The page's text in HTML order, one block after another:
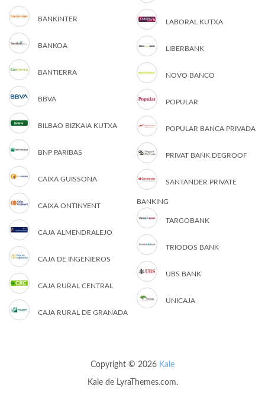
BANKINTER
BANKOA
BANTIERRA
BBVA
BILBAO BIZKAIA KUTXA
BNP PARIBAS
CAIXA GUISSONA
CAIXA ONTINYENT
CAJA ALMENDRALEJO
CAJA DE INGENIEROS
CAJA RURAL CENTRAL
CAJA RURAL DE GRANADA
LABORAL KUTXA
LIBERBANK
NOVO BANCO
POPULAR
POPULAR BANCA PRIVADA
PRIVAT BANK DEGROOF
SANTANDER PRIVATE
BANKING
TARGOBANK
TRIODOS BANK
UBS BANK
UNICAJA
Copyright © 2026 Kale
Kalede LyraThemes.com.